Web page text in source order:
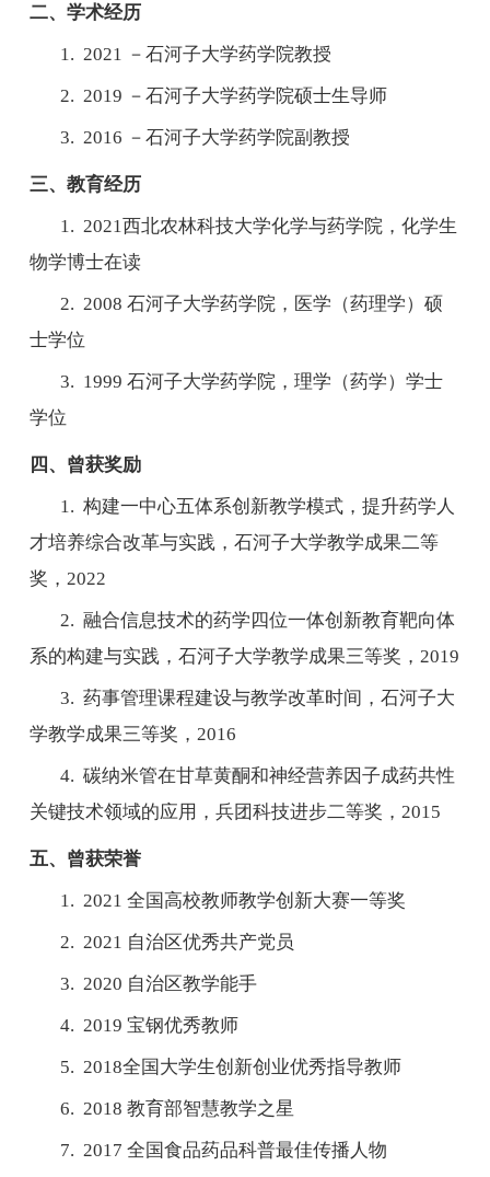
二、学术经历
1. 2021 －石河子大学药学院教授
2. 2019 －石河子大学药学院硕士生导师
3. 2016 －石河子大学药学院副教授
三、教育经历
1. 2021西北农林科技大学化学与药学院，化学生
物学博士在读
2. 2008石河子大学药学院，医学（药理学）硕
士学位
3. 1999石河子大学药学院，理学（药学）学士
学位
四、曾获奖励
1.构建一中心五体系创新教学模式，提升药学人
才培养综合改革与实践，石河子大学教学成果二等
奖，2022
2.融合信息技术的药学四位一体创新教育靶向体
系的构建与实践，石河子大学教学成果三等奖，2019
3.药事管理课程建设与教学改革时间，石河子大
学教学成果三等奖，2016
4.碳纳米管在甘草黄酮和神经营养因子成药共性
关键技术领域的应用，兵团科技进步二等奖，2015
五、曾获荣誉
1. 2021全国高校教师教学创新大赛一等奖
2. 2021 自治区优秀共产党员
3. 2020 自治区教学能手
4. 2019宝钢优秀教师
5. 2018全国大学生创新创业优秀指导教师
6. 2018教育部智慧教学之星
7. 2017全国食品药品科普最佳传播人物